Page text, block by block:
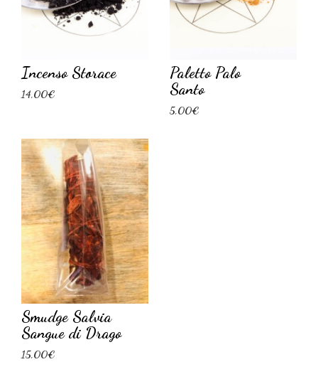
Incenso Storace
14,00€
Paletto Palo
Santo
5,00€
Smudge Salvia
Sangue di Drago
15,00€